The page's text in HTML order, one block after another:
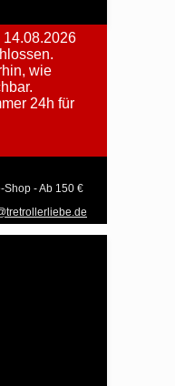
14.08.2026
wie
24h für
- Ab 150 €